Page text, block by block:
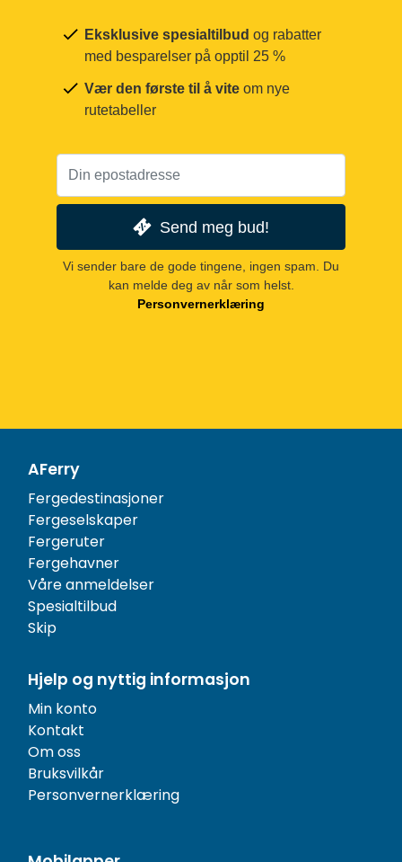
Eksklusive spesialtilbud og rabatter
med besparelser på opptil 25 %
Vær den første til å vite om nye
rutetabeller
Send meg bud!
Vi sender bare de gode tingene, ingen spam. Du
kan melde deg av når som helst.
Personvernerklæring
AFerry
Fergedestinasjoner
Fergeselskaper
Fergeruter
Fergehavner
Våre anmeldelser
Spesialtilbud
Skip
Hjelp og nyttig informasjon
Min konto
Kontakt
Om oss
Bruksvilkår
Personvernerklæring